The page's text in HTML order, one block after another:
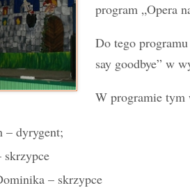
program „Opera
Do tego
say goodbye” w
W programie tym
– dyrygent;
skrzypce
– skrzypce